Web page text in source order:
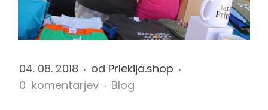
r
e
04. 08. 2018 od Prlekija.shop
0 komentarjev
Blog